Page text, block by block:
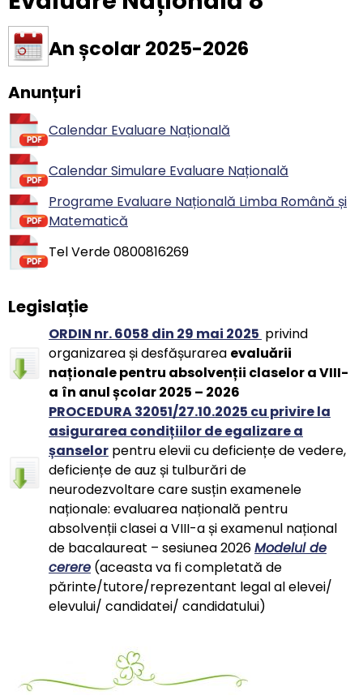
An școlar 2025-2026
Anunțuri
Calendar Evaluare Națională
Calendar Simulare Evaluare Națională
Programe Evaluare Națională Limba Română și
Matematică
Tel Verde 0800816269
Legislație
ORDIN nr. 6058 din 29 mai 2025 privind
organizarea și desfășurarea evaluării
naționale pentru absolvenții claselor a VIII-
a în anul școlar 2025 – 2026
PROCEDURA 32051/27.10.2025 cu privire la
asigurarea condițiilor de egalizare a
șanselor pentru elevii cu deficiențe de vedere,
deficiențe de auz și tulburări de
neurodezvoltare care susțin examenele
naționale: evaluarea națională pentru
absolvenții clasei a VIII-a și examenul național
de bacalaureat – sesiunea 2026Modelul de
cerere (aceasta va fi completată de
părinte/tutore/reprezentant legal al elevei/
elevului/ candidatei/ candidatului)